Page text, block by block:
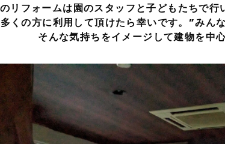
フォームは園のスタッフと子どもたちで行
くの方に利用して頂けたら幸いです。”みん
そんな気持ちをイメージして建物を中